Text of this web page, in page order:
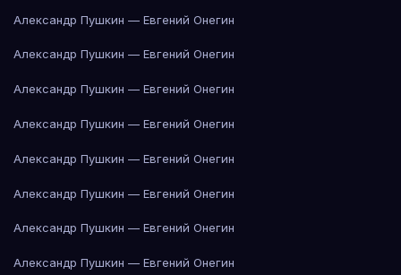
Александр Пушкин — Евгений Онегин
Александр Пушкин — Евгений Онегин
Александр Пушкин — Евгений Онегин
Александр Пушкин — Евгений Онегин
Александр Пушкин — Евгений Онегин
Александр Пушкин — Евгений Онегин
Александр Пушкин — Евгений Онегин
Александр Пушкин — Евгений Онегин